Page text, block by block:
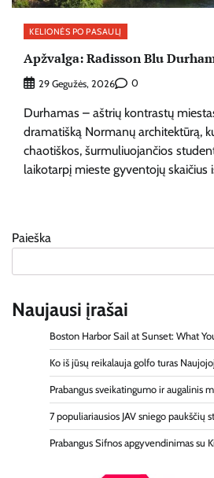
KELIONĖS PO PASAULĮ
Apžvalga: Radisson Blu
29 Gegužės, 2026 0
Durhamas – aštrių kontrastų
dramatišką Normanų architektūrą,
chaotiškos, šurmuliuojančios
laikotarpį mieste gyventojų skaičius
Paieška
Naujausi įrašai
Boston Harbor Sail at Sunset: What
Ko iš jūsų reikalauja golfo turas
Prabangus sveikatingumo ir augalinis
7 populiariausios JAV sniego paukščių
Prabangus Sifnos apgyvendinimas su